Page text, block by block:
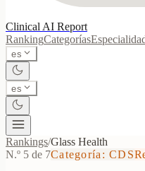
Clinical AI Report
RankingCategorías
es
es
Rankings/Glass Health
N.º 5 de 7Categoría :CDS